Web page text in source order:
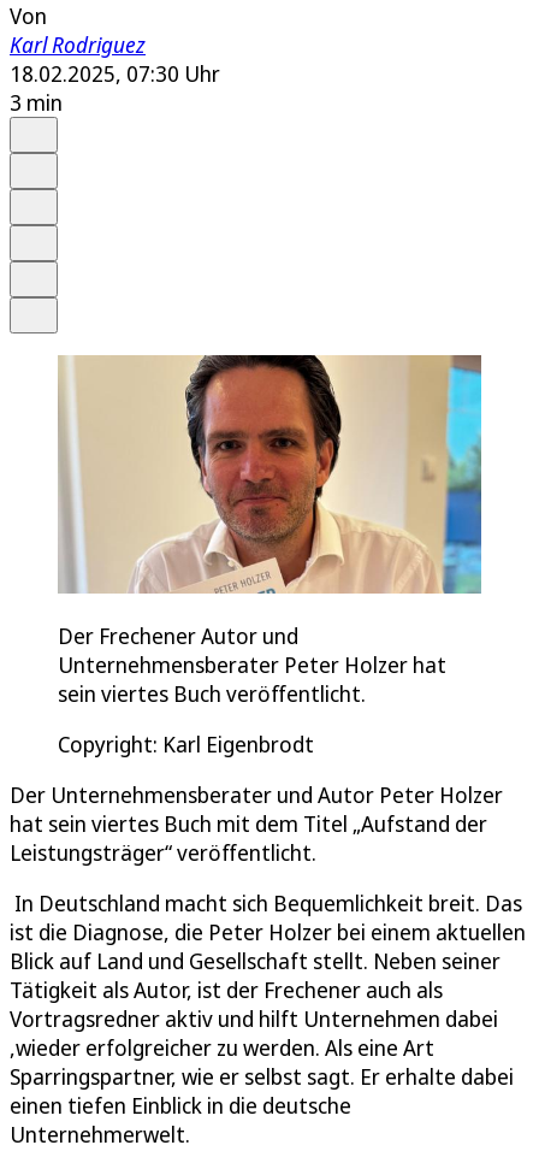
Von
Karl Rodriguez
18.02.2025, 07:30 Uhr
3 min
Der Frechener Autor und
Unternehmensberater Peter Holzer hat
sein viertes Buch veröffentlicht.
Copyright: Karl Eigenbrodt
Der Unternehmensberater und Autor Peter Holzer
hat sein viertes Buch mit dem Titel „Aufstand der
Leistungsträger“ veröffentlicht.
In Deutschland macht sich Bequemlichkeit breit. Das
ist die Diagnose, die Peter Holzer bei einem aktuellen
Blick auf Land und Gesellschaft stellt. Neben seiner
Tätigkeit als Autor, ist der Frechener auch als
Vortragsredner aktiv und hilft Unternehmen dabei
,wieder erfolgreicher zu werden. Als eine Art
Sparringspartner, wie er selbst sagt. Er erhalte dabei
einen tiefen Einblick in die deutsche
Unternehmerwelt.